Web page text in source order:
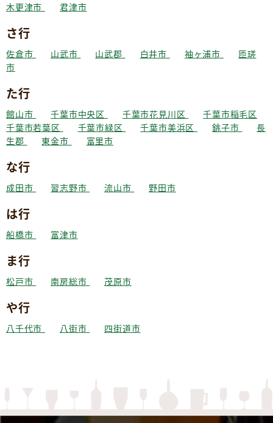
木更津市
君津市
さ行
佐倉市 山武市 山武郡 白井市 袖ヶ浦市
匝瑳
市
た行
館山市 千葉市中央区 千葉市花見川区
千葉市稲毛区
千葉市若葉区
千葉市緑区 千葉市美浜区 銚子市
長
生郡
東金市 富里市
な行
成田市 習志野市 流山市 野田市
は行
船橋市 富津市
ま行
松戸市 南房総市 茂原市
や行
八千代市 八街市 四街道市